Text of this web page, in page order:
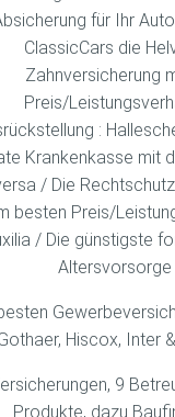
für Ihr
ClassicCars die
Zahnversicherung
Preis/
:
Krankenkasse mit
/ Die
besten Preis/
/ Die günstigste
Altersvorsorge
Hiscox, Inter
9
Produkte, dazu
Rechtliches
Impressum
Erstinformation